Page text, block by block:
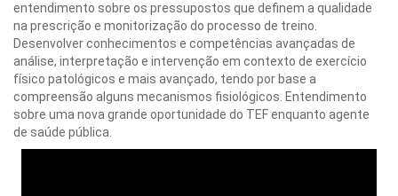
entendimento sobre os pressupostos que definem a qualidade
na prescrição e monitorização do processo de treino.
Desenvolver conhecimentos e competências avançadas de
análise, interpretação e intervenção em contexto de exercício
físico patológicos e mais avançado, tendo por base a
compreensão alguns mecanismos fisiológicos. Entendimento
sobre uma nova grande oportunidade do TEF enquanto agente
de saúde pública.